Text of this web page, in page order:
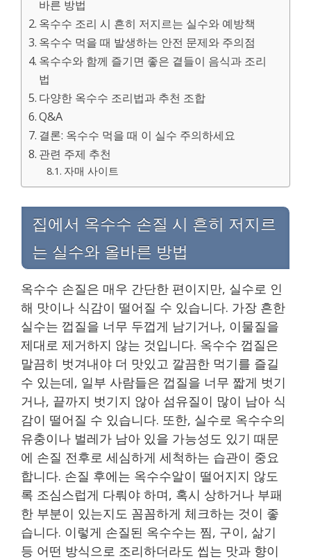
바른 방법
옥수수 조리 시 흔히 저지르는 실수와 예방책
옥수수 먹을 때 발생하는 안전 문제와 주의점
옥수수와 함께 즐기면 좋은 곁들이 음식과 조리
법
다양한 옥수수 조리법과 추천 조합
Q&A
결론: 옥수수 먹을 때 이 실수 주의하세요
관련 주제 추천
자매 사이트
집에서 옥수수 손질 시 흔히 저지르
는 실수와 올바른 방법
옥수수 손질은 매우 간단한 편이지만, 실수로 인
해 맛이나 식감이 떨어질 수 있습니다. 가장 흔한
실수는 껍질을 너무 두껍게 남기거나, 이물질을
제대로 제거하지 않는 것입니다. 옥수수 껍질은
말끔히 벗겨내야 더 맛있고 깔끔한 먹기를 즐길
수 있는데, 일부 사람들은 껍질을 너무 짧게 벗기
거나, 끝까지 벗기지 않아 섬유질이 많이 남아 식
감이 떨어질 수 있습니다. 또한, 실수로 옥수수의
유충이나 벌레가 남아 있을 가능성도 있기 때문
에 손질 전후로 세심하게 세척하는 습관이 중요
합니다. 손질 후에는 옥수수알이 떨어지지 않도
록 조심스럽게 다뤄야 하며, 혹시 상하거나 부패
한 부분이 있는지도 꼼꼼하게 체크하는 것이 좋
습니다. 이렇게 손질된 옥수수는 찜, 구이, 삶기
등 어떤 방식으로 조리하더라도 씹는 맛과 향이